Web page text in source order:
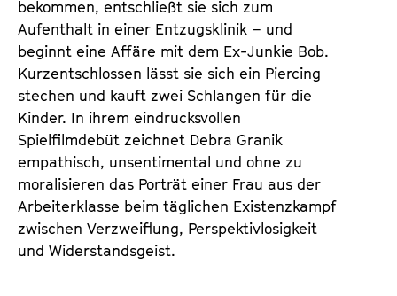
bekommen, entschließt sie sich zum
Aufenthalt in einer Entzugsklinik – und
beginnt eine Affäre mit dem Ex-Junkie Bob.
Kurzentschlossen lässt sie sich ein Piercing
stechen und kauft zwei Schlangen für die
Kinder. In ihrem eindrucksvollen
Spielfilmdebüt zeichnet Debra Granik
empathisch, unsentimental und ohne zu
moralisieren das Porträt einer Frau aus der
Arbeiterklasse beim täglichen Existenzkampf
zwischen Verzweiflung, Perspektivlosigkeit
und Widerstandsgeist.